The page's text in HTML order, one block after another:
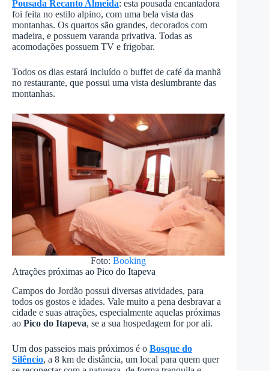
Pousada Recanto Almeida: esta pousada encantadora
foi feita no estilo alpino, com uma bela vista das
montanhas. Os quartos são grandes, decorados com
madeira, e possuem varanda privativa. Todas as
acomodações possuem TV e frigobar.
Todos os dias estará incluído o buffet de café da manhã
no restaurante, que possui uma vista deslumbrante das
montanhas.
Foto:Booking
Atrações próximas ao Pico do Itapeva
Campos do Jordão possui diversas atividades, para
todos os gostos e idades. Vale muito a pena desbravar a
cidade e suas atrações, especialmente aquelas próximas
ao Pico do Itapeva, se a sua hospedagem for por ali.
Um dos passeios mais próximos é o Bosque do
Silêncio, a 8 km de distância, um local para quem quer